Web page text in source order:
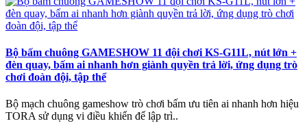
Bộ bấm chuông GAMESHOW 11 đội chơi KS-G11L, nút lớn +
đèn quay, bấm ai nhanh hơn giành quyền trả lời, ứng dụng trò
chơi đoàn đội, tập thể
Bộ mạch chuông gameshow trò chơi bấm ưu tiên ai nhanh hơn hiệu
TORA sử dụng vi điều khiển để lập trì..